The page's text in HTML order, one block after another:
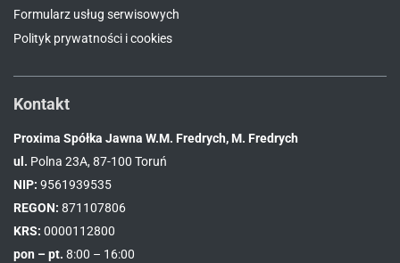
Formularz usług serwisowych
Polityk prywatności i cookies
Kontakt
Proxima Spółka Jawna W.M. Fredrych, M. Fredrych
ul. Polna 23A, 87-100 Toruń
NIP: 9561939535
REGON: 871107806
KRS: 0000112800
pon – pt. 8:00 – 16:00